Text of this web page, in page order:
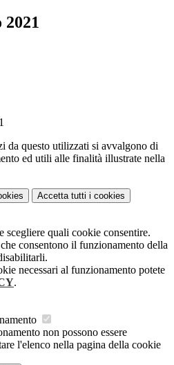
da questo utilizzati si avvalgono di
ed utili alle finalità illustrate nella
Accetta tutti i cookies
scegliere quali cookie consentire.
consentono il funzionamento della
necessari al funzionamento potete
.
non possono essere
l'elenco nella pagina della cookie